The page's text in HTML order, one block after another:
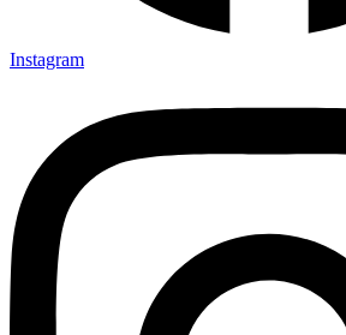
Instagram